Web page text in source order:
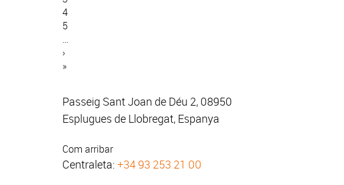
Pàgina
4
Pàgina
5
…
Pàgina
següent
›
Última
»
Passeig Sant Joan de Déu 2, 08950
Esplugues de Llobregat, Espanya
Com arribar
Centraleta: +34 93 253 21 00